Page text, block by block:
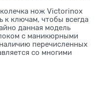
нож Victorinox
к ключам, чтобы всегда
данная модель
с маникюрными
перечисленных
со многими